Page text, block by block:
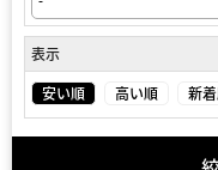
表示
安い順
高い順 新